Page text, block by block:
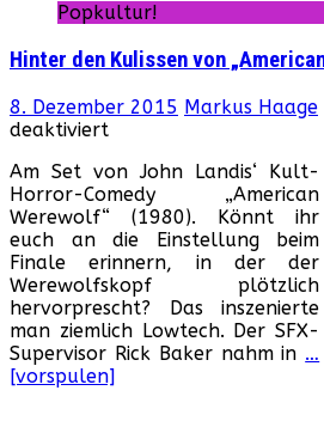
Frau
bin?“
Popkultur!
Hinter den Kulissen von
8. Dezember 2015 Markus Haage
deaktiviertfür
den
Kulissen
von
„American
Werwolf“
Am Set von John Landis‘ Kult-
Horror-Comedy „American
Werewolf“ (1980). Könnt ihr
euch an die Einstellung beim
Finale erinnern, in der der
Werewolfskopf plötzlich
hervorprescht? Das inszenierte
man ziemlich Lowtech. Der SFX-
Supervisor Rick Baker nahm in …
[vorspulen]